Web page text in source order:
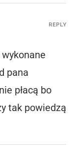
pana
płacą bo
tak powiedzą
REPLY